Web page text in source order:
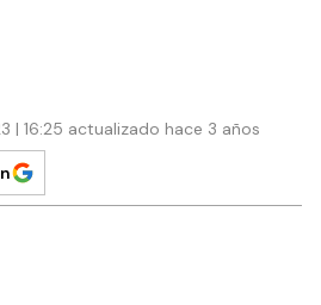
| 16:25 actualizado hace 3 años